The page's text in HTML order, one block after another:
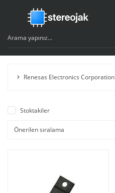
Renesas Electronics Corporation
Stoktakiler